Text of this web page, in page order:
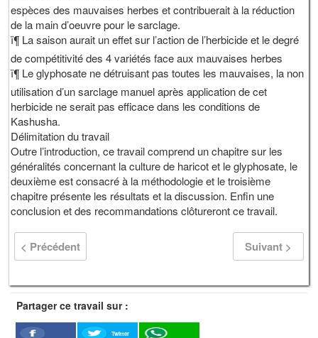
espèces des mauvaises herbes et contribuerait à la réduction
de la main d’oeuvre pour le sarclage.
ï¶ La saison aurait un effet sur l’action de l’herbicide et le degré
de compétitivité des 4 variétés face aux mauvaises herbes
ï¶ Le glyphosate ne détruisant pas toutes les mauvaises, la non
utilisation d’un sarclage manuel après application de cet
herbicide ne serait pas efficace dans les conditions de
Kashusha.
Délimitation du travail
Outre l’introduction, ce travail comprend un chapitre sur les
généralités concernant la culture de haricot et le glyphosate, le
deuxième est consacré à la méthodologie et le troisième
chapitre présente les résultats et la discussion. Enfin une
conclusion et des recommandations clôtureront ce travail.
< Précédent Suivant >
Partager ce travail sur :
Twitter